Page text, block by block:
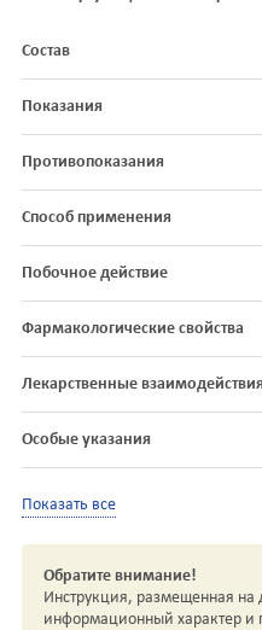
Состав
Показания
Противопоказания
Способ применения
Побочное действие
Фармакологические свойства
Лекарственные взаимодействия
Особые указания
Показать все
Обратите внимание!
Инструкция, размещенная на
информационный характер и